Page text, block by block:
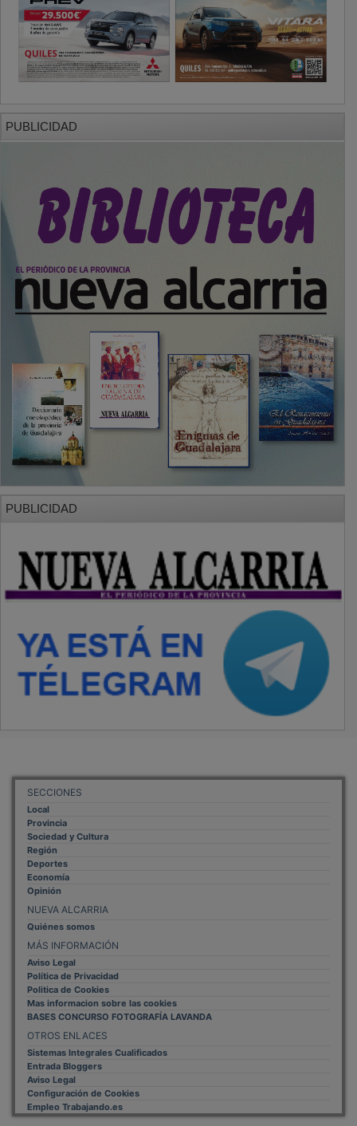
PUBLICIDAD
PUBLICIDAD
SECCIONES
Local
Provincia
Sociedad y Cultura
Región
Deportes
Economía
Opinión
NUEVA ALCARRIA
Quiénes somos
MÁS INFORMACIÓN
Aviso Legal
Política de Privacidad
Politica de Cookies
Mas informacion sobre las cookies
BASES CONCURSO FOTOGRAFÍA LAVANDA
OTROS ENLACES
Sistemas Integrales Cualificados
Entrada Bloggers
Aviso Legal
Configuración de Cookies
Empleo Trabajando.es